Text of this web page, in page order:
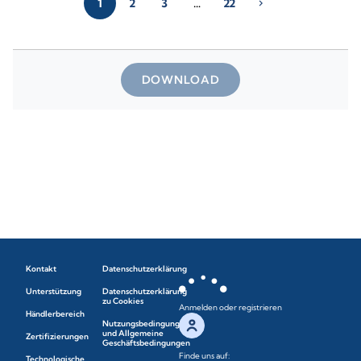
1 2 3 … 22 chevron_right
DOWNLOAD
Kontakt
Unterstützung
Händlerbereich
Zertifizierungen
Datenschutzerklärung
Datenschutzerklärung
zu Cookies
Nutzungsbedingungen
und Allgemeine
Geschäftsbedingungen
Anmelden oder registrieren
Finde uns auf: